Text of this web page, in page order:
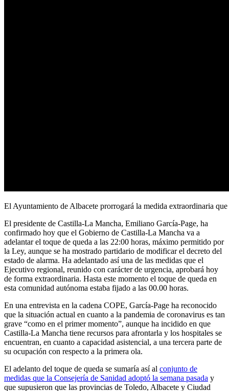
El Ayuntamiento de Albacete prorrogará la medida extraordinaria
El presidente de Castilla-La Mancha, Emiliano García-Page, ha
confirmado hoy que el Gobierno de Castilla-La Mancha va a
adelantar el toque de queda a las 22:00 horas, máximo permitido por
la Ley, aunque se ha mostrado partidario de modificar el decreto del
estado de alarma. Ha adelantado así una de las medidas que el
Ejecutivo regional, reunido con carácter de urgencia, aprobará hoy
de forma extraordinaria. Hasta este momento el toque de queda en
esta comunidad autónoma estaba fijado a las 00.00 horas.
En una entrevista en la cadena COPE, García-Page ha reconocido
que la situación actual en cuanto a la pandemia de coronavirus es tan
grave “como en el primer momento”, aunque ha incidido en que
Castilla-La Mancha tiene recursos para afrontarla y los hospitales se
encuentran, en cuanto a capacidad asistencial, a una tercera parte de
su ocupación con respecto a la primera ola.
El adelanto del toque de queda se sumaría así al conjunto de
medidas que la Consejería de Sanidad adoptó la semana pasada y
que supusieron que las provincias de Toledo, Albacete y Ciudad